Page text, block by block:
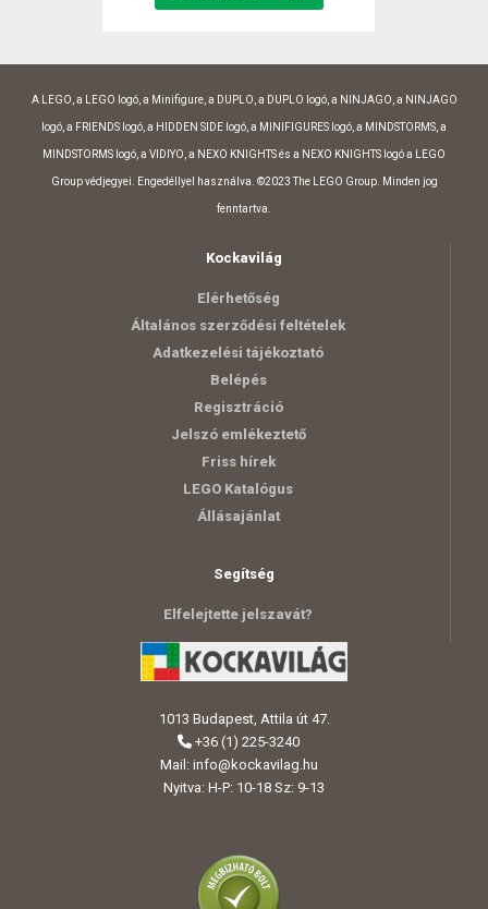
A LEGO, a LEGO logó, a Minifigure, a DUPLO, a DUPLO logó, a NINJAGO, a NINJAGO
logó, a FRIENDS logó, a HIDDEN SIDE logó, a MINIFIGURES logó, a MINDSTORMS, a
MINDSTORMS logó, a VIDIYO, a NEXO KNIGHTS és a NEXO KNIGHTS logó a LEGO
Group védjegyei. Engedéllyel használva. ©2023 The LEGO Group. Minden jog
fenntartva.
Kockavilág
Elérhetőség
Általános szerződési feltételek
Adatkezelési tájékoztató
Belépés
Regisztráció
Jelszó emlékeztető
Friss hírek
LEGO Katalógus
Állásajánlat
Segítség
Elfelejtette jelszavát?
1013 Budapest, Attila út 47.
+36 (1) 225-3240
Mail: info@kockavilag.hu
Nyitva: H-P: 10-18 Sz: 9-13